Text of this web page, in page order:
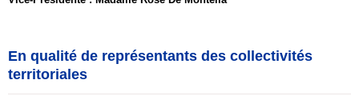
En qualité de représentants des collectivités
territoriales